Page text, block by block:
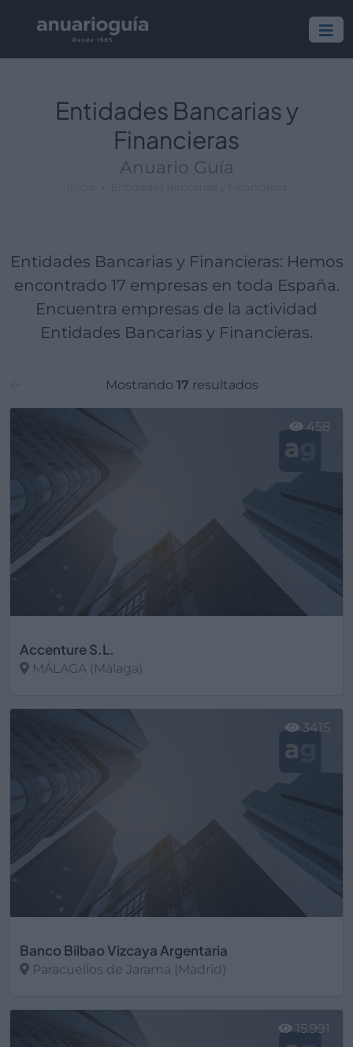
Entidades Bancarias y
Financieras
Anuario Guía
Entidades Bancarias y Financieras: Hemos
encontrado 17 empresas en toda España.
Encuentra empresas de la actividad
Entidades Bancarias y Financieras.
Mostrando 17 resultados
Accenture S.L.
MÁLAGA (Málaga)
458
Banco Bilbao Vizcaya Argentaria
Paracuellos de Jarama (Madrid)
3415
15.991
Empresa:
Actividad:
Lugar: